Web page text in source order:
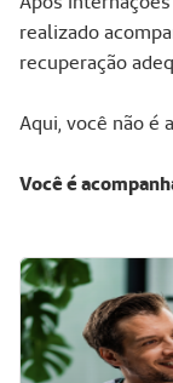
realizado
recuperação
Aqui, você não é
Você é